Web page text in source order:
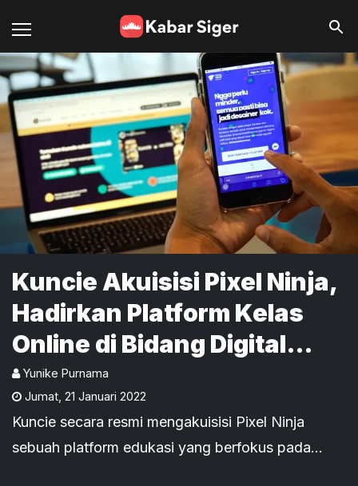
Kuncie Akuisisi Pixel Ninja,
Hadirkan Platform Kelas
Online di Bidang Digital
Creative
Yunike Purnama
Jumat 21 Januari 2022
Kuncie secara resmi mengakuisisi Pixel Ninja
sebuah platform edukasi yang berfokus pada